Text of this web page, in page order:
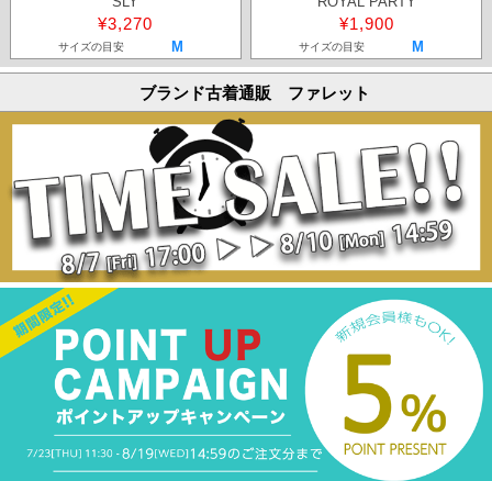
¥3,270
サイズの目安 M
¥1,900
サイズの目安 M
ブランド古着通販 ファレット